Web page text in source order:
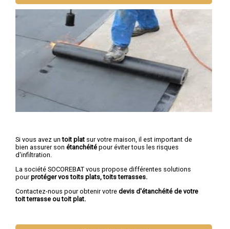
Si vous avez untoit plat sur votre maison, il est important de
bien assurer son étanchéité pour éviter tous les risques
d'infiltration.
La société SOCOREBAT vous propose différentes solutions
pourprotéger vos toits plats, toits terrasses.
Contactez-nous pour obtenir votre devis d'étanchéité de votre
toit terrasse ou toit plat.